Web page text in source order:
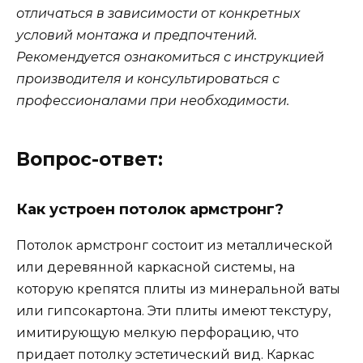
отличаться в зависимости от конкретных
условий монтажа и предпочтений.
Рекомендуется ознакомиться с инструкцией
производителя и консультироваться с
профессионалами при необходимости.
Вопрос-ответ:
Как устроен потолок армстронг?
Потолок армстронг состоит из металлической
или деревянной каркасной системы, на
которую крепятся плиты из минеральной ваты
или гипсокартона. Эти плиты имеют текстуру,
имитирующую мелкую перфорацию, что
придает потолку эстетический вид. Каркас